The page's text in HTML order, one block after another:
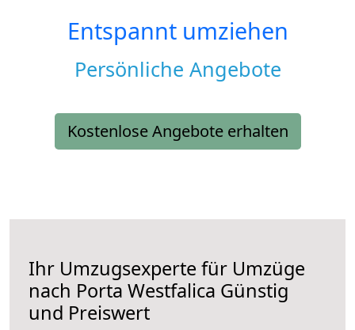
Entspannt umziehen
Persönliche Angebote
Kostenlose Angebote erhalten
Ihr Umzugsexperte für Umzüge
nach Porta Westfalica Günstig
und Preiswert